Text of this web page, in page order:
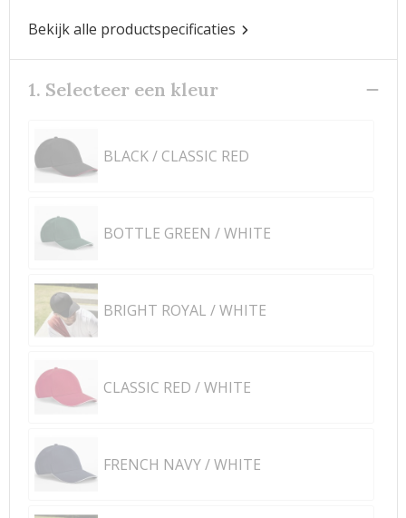
Bekijk alle productspecificaties
1. Selecteer een kleur
BLACK / CLASSIC RED
BOTTLE GREEN / WHITE
BRIGHT ROYAL / WHITE
CLASSIC RED / WHITE
FRENCH NAVY / WHITE